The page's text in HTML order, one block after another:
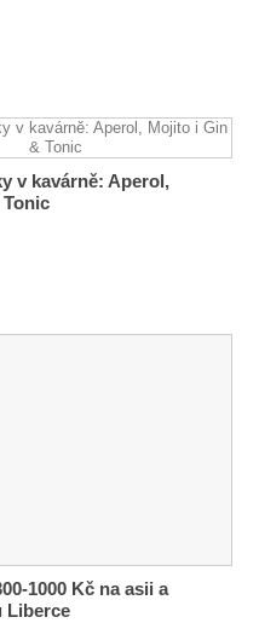
v kavárně: Aperol,
1000 Kč na asii a
Liberce